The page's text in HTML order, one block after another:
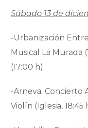
Sábado 13 de
-Urbanización
Musical La Murada
(17:00 h)
-Arneva: Concierto
Violín (Iglesia, 18:45